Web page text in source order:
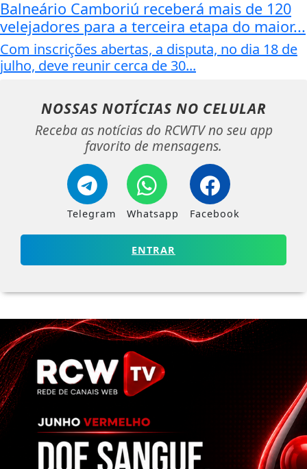
Balneário Camboriú receberá mais de 120
velejadores para a terceira etapa do maior...
Com inscrições abertas, a disputa, no dia 18 de
julho, deve reunir cerca de 30...
NOSSAS NOTÍCIAS NO CELULAR
Receba as notícias do RCWTV no seu app
favorito de mensagens.
Telegram Whatsapp Facebook
ENTRAR